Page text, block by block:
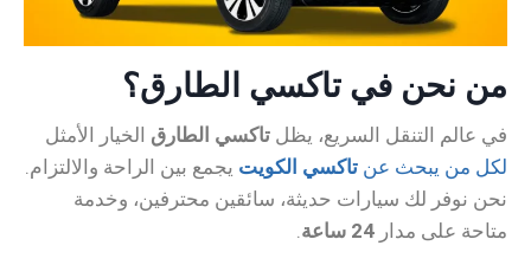
من نحن في تاكسي الطارق؟
في عالم التنقل السريع، يظل تاكسي الطارق الخيار الأمثل
لكل من يبحث عن تاكسي الكويت يجمع بين الراحة والالتزام.
نحن نوفر لك سيارات حديثة، سائقين محترفين، وخدمة
متاحة على مدار 24 ساعة .